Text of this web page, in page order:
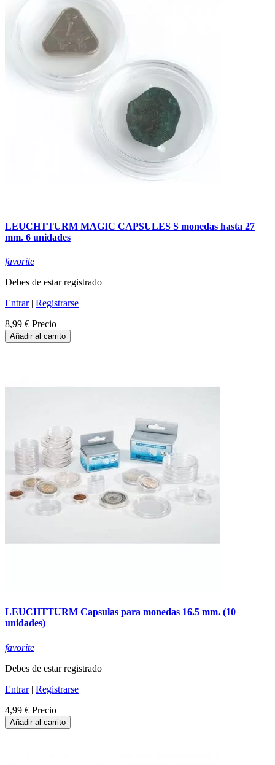
LEUCHTTURM MAGIC CAPSULES S monedas hasta 27
mm. 6 unidades
favorite
Debes de estar registrado
Entrar| Registrarse
8,99 € Precio
Añadir al carrito
LEUCHTTURM Capsulas para monedas 16.5 mm. (10
unidades)
favorite
Debes de estar registrado
Entrar| Registrarse
4,99 € Precio
Añadir al carrito